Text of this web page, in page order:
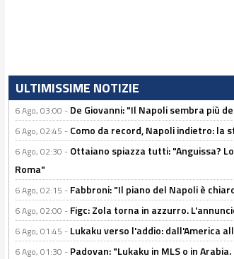
ULTIMISSIME NOTIZIE
6 Ago, 03:00 - De Giovanni: "Il Napoli sembra più
6 Ago, 02:45 - Como da record, Napoli indietro:
6 Ago, 02:30 - Ottaiano spiazza tutti: "Anguissa?
Roma"
6 Ago, 02:15 - Fabbroni: "Il piano del Napoli è
6 Ago, 02:00 - Figc: Zola torna in azzurro.
6 Ago, 01:45 - Lukaku verso l'addio: dall'America
6 Ago, 01:30 - Padovan: "Lukaku in MLS o in